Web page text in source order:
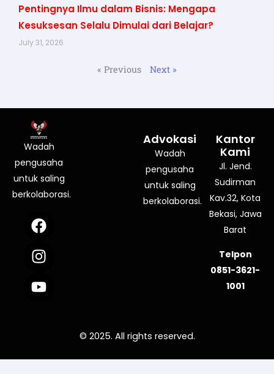
Pentingnya Ilmu dalam Bisnis: Mengapa
Kesuksesan Selalu Dimulai dari Belajar?
July 31, 2026
« Previous Next »
Wadah
pengusaha
untuk saling
berkolaborasi.
F
a
c
e
b
o
I
n
s
t
a
g
Y
o
u
t
u
b
Advokasi
Wadah
pengusaha
untuk saling
berkolaborasi.
Kantor
Kami
Jl. Jend.
Sudirman
Kav.32, Kota
Bekasi, Jawa
Barat
Telpon
0851-3621-
1001
© 2025. All rights reserved.